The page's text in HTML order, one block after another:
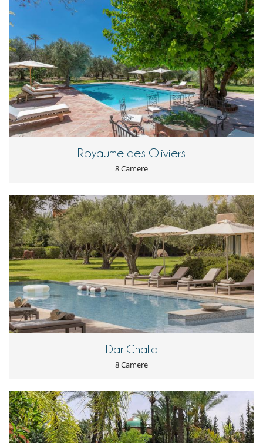
Tres belle maison, spacieuse et meublée avec beaucoup de gout !
On se sent a la fois dans un lieu luxueux mais pas impersonnel
pour autant. Le personnel est d'une disponibilité et d'une
discrétion absolue et s'assure que le séjour se déroule
parfaitement .. Un grand merci a Abdou et son equipe pour leur
accueil chaleureux et tres attentione.
Rien a dire en dehors du fait que l'escalier intérieur est un peu
trop raide et les portes des toilettes dans les chambres peu
pratiques :-) mais c'est vraiment pour écrire quelque chose !
Sarah H. 03/04/2015 - 08/04/2015 10.0
Incontestablement son service grace à a Fatima et la cuisine
Il est dommage de ne pas avoir le planning des disponibilités en
temps réel des villas. Contrairement à la personne chargée de
L'Espagne et qui n'est jamais revenu vers nous après le premier
contact, Ryad lui est très reactif Pour le Maroc et ce quelque soit
l'heure du jour ou de la nuit . Très pro , Il a toujours du répondre
à notre niveau d'exigence . C'est grace a lui que nous choisirons
uniquement Villanovo pour nos voyages au Maroc.
Des lits trop petits, la localisation et un manque d'éclairage . Un
peu plus de lumière rajouterait encore plus d'élégance au jardin ,
a la maison et rendrait moins oppressantes certaines pièces . Un
majordome agréable la première partie du séjour puis distant,
froid et limite désagréable sans qu'on ne sache pourquoi.
17/08/2014 - 25/08/2014
est de très bon goût. Les chambres qui ont la vue sur la piscine
sont splendides.
Mes interlocuteurs de VillaNovo (notamment Riad) sont très
réactifs.
Royaume des Oliviers
8 Camere
Dar Challa
8 Camere